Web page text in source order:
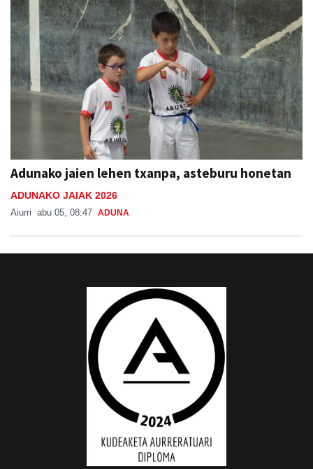
Adunako jaien lehen txanpa, asteburu honetan
ADUNAKO JAIAK 2026
Aiurri abu 05, 08:47 ADUNA